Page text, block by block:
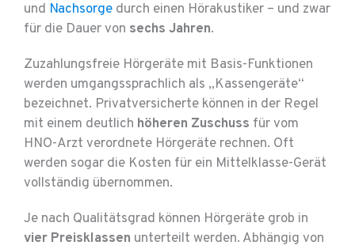
und Nachsorge durch einen Hörakustiker – und zwar
für die Dauer von sechs Jahren.
Zuzahlungsfreie Hörgeräte mit Basis-Funktionen
werden umgangssprachlich als „Kassengeräte“
bezeichnet. Privatversicherte können in der Regel
mit einem deutlich höheren Zuschuss für vom
HNO-Arzt verordnete Hörgeräte rechnen. Oft
werden sogar die Kosten für ein Mittelklasse-Gerät
vollständig übernommen.
Je nach Qualitätsgrad können Hörgeräte grob in
vier Preisklassen unterteilt werden. Abhängig von